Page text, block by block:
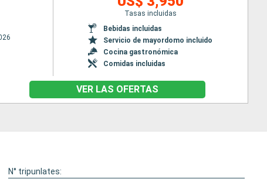
Tasas incluidas
Bebidas incluidas
Servicio de mayordomo incluido
Cocina gastronómica
Comidas incluidas
VER LAS OFERTAS
N° tripunlates: